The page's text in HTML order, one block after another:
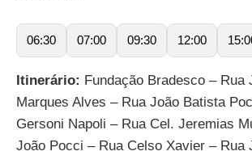
06:30 07:00 09:30 12:00
Itinerário: Fundação Bradesco – Rua
Marques Alves – Rua João Batista
Gersoni Napoli – Rua Cel. Jeremias
João Pocci – Rua Celso Xavier – Rua